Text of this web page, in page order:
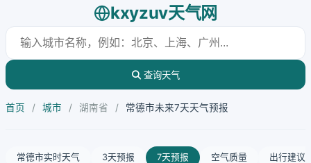
kxyzuv天气网
查询天气
首页 / 城市 / 湖南省 / 常德市未来7天天气预报
常德市实时天气 3天预报 7天预报 空气质量 出行建议